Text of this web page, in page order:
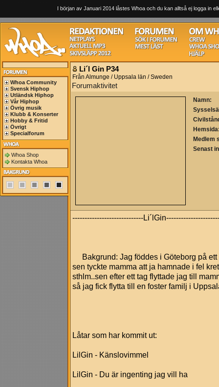
I början av Januari 2014 låstes Whoa och du kan alltså ej logga in
Whoa Community
Svensk Hiphop
Utländsk Hiphop
Vår Hiphop
Övrig musik
Klubb & Konserter
Hobby & Fritid
Övrigt
Specialforum
Whoa Shop
Kontakta Whoa
Li´l Gin P34
Från Almunge / Uppsala län / Sweden
Forumaktivitet
Namn:
Medlem
Senast
-----------------------------
Bakgrund: Jag föddes i Göteborg på
sen tyckte mamma att ja hamnade i fel
sthlm..sen efter ett tag flyttade jag till
så jag fick flytta till en foster familj i
Låtar som har kommit ut:
LilGin - Känslovimmel
LilGin - Du är ingenting jag vill ha